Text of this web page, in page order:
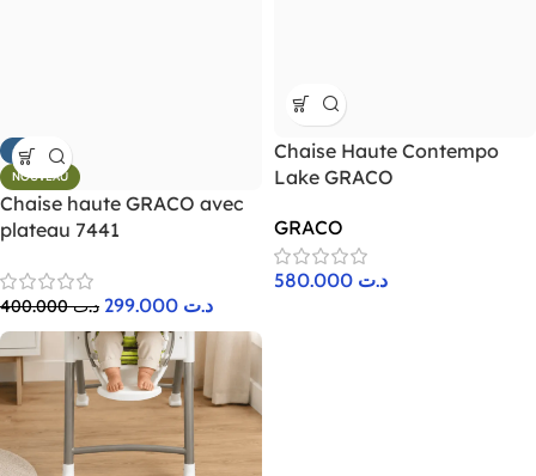
-25%
NOUVEAU
Chaise haute GRACO avec
plateau 7441
د.ت400.000 د.ت
Chaise Haute Contempo
Lake GRACO
GRACO
د.ت